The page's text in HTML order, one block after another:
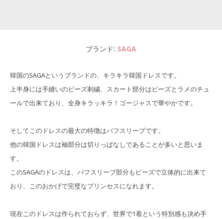
ブランド SAGA
韓国のSAGAというブランドの、キラキラ韓国ドレスです。
上半身には手縫いのビーズ刺繍、スカート部分はビーズとラメのチュ
ールで出来ており、全身キラッキラ！ゴージャスで華やかです。
そしてこのドレスの最大の特徴はパフスリーブです。
他の韓国ドレスは袖部分は切りっぱなしであることが多いと思いま
す。
このSAGAのドレスは、パフスリーブ部分もビーズで立体的に出来て
おり、このおかげで完璧なプリンセスになれます。
現在このドレスは作られておらず、世界で1着という特別感も決め手